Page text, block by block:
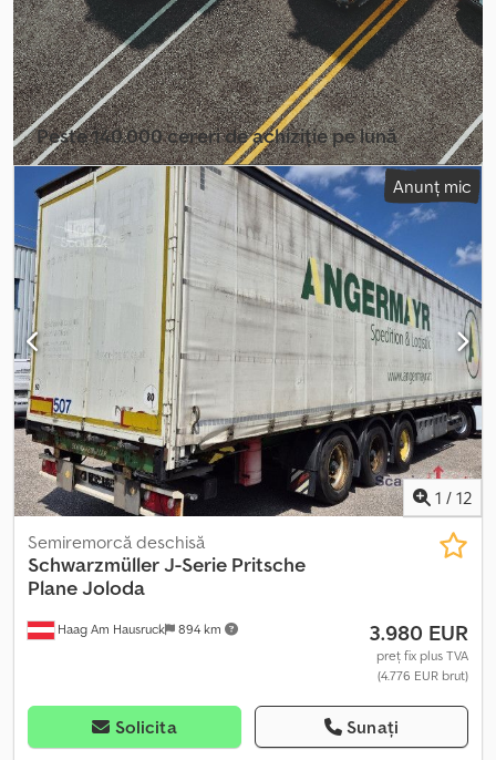
ofertei. Dkodpfx Afozr R Akjmor
Peste 140.000 cereri de achiziție pe lună
Selectați pachetul distribuitorului Anunț mic
1 / 12
Haag Am Hausruck 894 km
Semiremorcă deschisă
SchwarzmüllerJ-Serie Pritsche
Plane Joloda
3.980 EUR
preț fix plus TVA
(4.776 EUR brut)
Solicita Sunați